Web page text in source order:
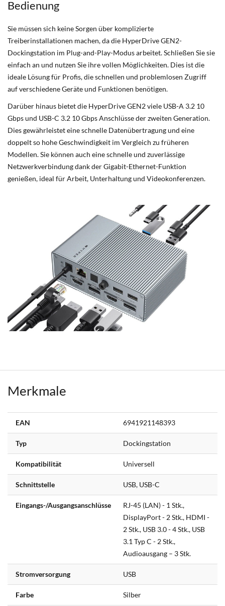
Bedienung
Sie müssen sich keine Sorgen über komplizierte
Treiberinstallationen machen, da die HyperDrive GEN2-
Dockingstation im Plug-and-Play-Modus arbeitet. Schließen Sie sie
einfach an und nutzen Sie ihre vollen Möglichkeiten. Dies ist die
ideale Lösung für Profis, die schnellen und problemlosen Zugriff
auf verschiedene Geräte und Funktionen benötigen.
Darüber hinaus bietet die HyperDrive GEN2 viele USB-A 3.2 10
Gbps und USB-C 3.2 10 Gbps Anschlüsse der zweiten Generation.
Dies gewährleistet eine schnelle Datenübertragung und eine
doppelt so hohe Geschwindigkeit im Vergleich zu früheren
Modellen. Sie können auch eine schnelle und zuverlässige
Netzwerkverbindung dank der Gigabit-Ethernet-Funktion
genießen, ideal für Arbeit, Unterhaltung und Videokonferenzen.
Merkmale
EAN 6941921148393
Typ Dockingstation
Kompatibilität Universell
Schnittstelle USB, USB-C
Eingangs-/Ausgangsanschlüsse
RJ-45 (LAN) - 1 Stk.,
DisplayPort - 2 Stk., HDMI -
2 Stk., USB 3.0 - 4 Stk., USB
3.1 Typ C - 2 Stk.,
Audioausgang – 3 Stk.
Stromversorgung USB
Farbe Silber